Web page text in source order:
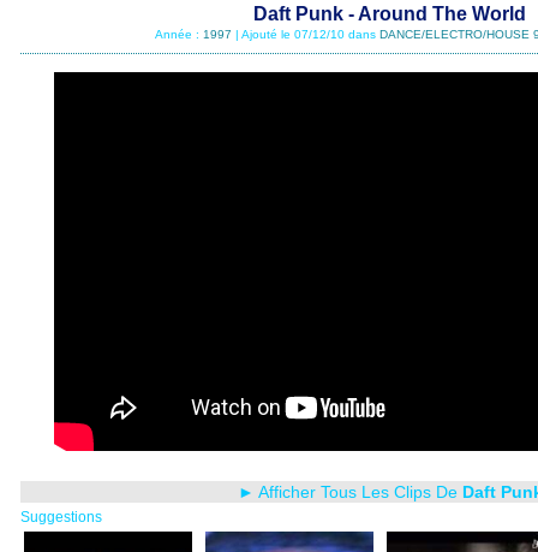
Daft Punk - Around The World
Année : 1997 | Ajouté le 07/12/10 dans DANCE/ELECTRO/HOUSE
► Afficher Tous Les Clips De Daft
Suggestions